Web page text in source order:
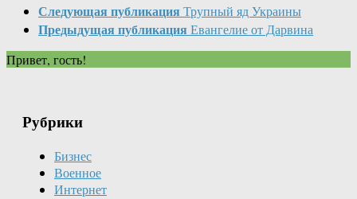
Следующая публикация Трупный яд Украины
Предыдущая публикация Евангелие от Дарвина
Привет, гость!
Рубрики
Бизнес
Военное
Интернет